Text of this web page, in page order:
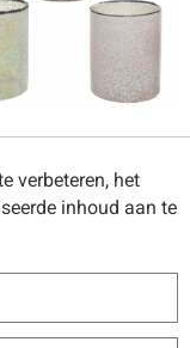
21,65 €
verbeteren, het
inhoud aan te